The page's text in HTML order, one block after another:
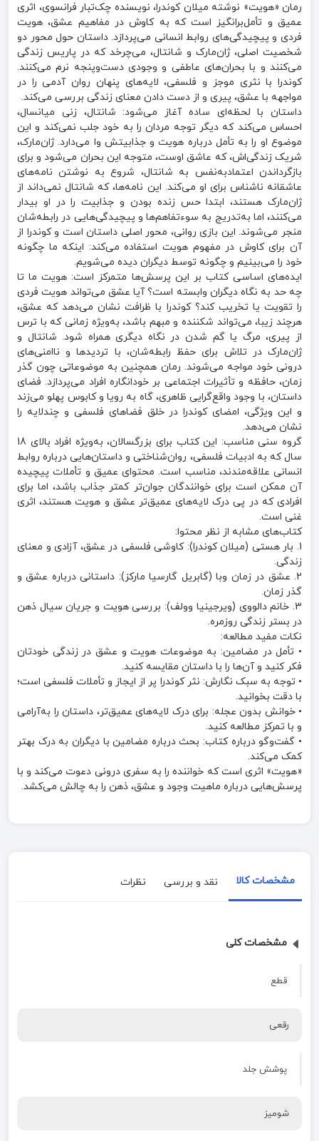
رمان «هویت» نوشته میلان کوندرا، نویسنده چک‌تبار فرانسوی، اثری
عمیق و تأمل‌برانگیز است که به کاوش در مفاهیم عشق، هویت
فردی و پیچیدگی‌های روابط انسانی می‌پردازد. داستان حول محور دو
شخصیت اصلی، ژان‌مارک و شانتال، می‌چرخد که در پاریس زندگی
می‌کنند و با بحران‌های عاطفی و وجودی دست‌وپنجه نرم می‌کنند.
کوندرا با نثری موجز و فلسفی، لایه‌های پنهان روان آدمی را در
مواجهه با عشق، پیری و از دست دادن معنای زندگی بررسی می‌کند.
داستان با لحظه‌ای ساده آغاز می‌شود: شانتال، زنی میانسال،
احساس می‌کند که دیگر توجه مردان را به خود جلب نمی‌کند و این
موضوع او را به تأمل درباره هویت و جذابیتش وا می‌دارد. ژان‌مارک،
شریک زندگی‌اش، که عاشق اوست، متوجه این بحران می‌شود و برای
بازگرداندن اعتمادبه‌نفس به شانتال، شروع به نوشتن نامه‌های
عاشقانه ناشناس برای او می‌کند. این نامه‌ها، که شانتال نمی‌داند از
ژان‌مارک هستند، ابتدا حس زنده بودن و جذابیت را در او بیدار
می‌کنند، اما به‌تدریج به سوءتفاهم‌ها و پیچیدگی‌هایی در رابطه‌شان
منجر می‌شوند. این بازی روانی، محور اصلی داستان است و کوندرا از
آن برای کاوش در مفهوم هویت استفاده می‌کند: اینکه ما چگونه
خود را می‌بینیم و چگونه توسط دیگران دیده می‌شویم.
ایده‌های اساسی کتاب بر این پرسش‌ها متمرکز است: هویت ما تا
چه حد به نگاه دیگران وابسته است؟ آیا عشق می‌تواند هویت فردی
را تقویت یا تخریب کند؟ کوندرا با ظرافت نشان می‌دهد که عشق،
هرچند زیبا، می‌تواند شکننده و مبهم باشد، به‌ویژه زمانی که با ترس
از پیری، مرگ یا گم شدن در نگاه دیگری همراه شود. شانتال و
ژان‌مارک در تلاش برای حفظ رابطه‌شان، با تردیدها و ناامنی‌های
درونی خود مواجه می‌شوند. رمان همچنین به موضوعاتی چون گذر
زمان، حافظه و تأثیرات اجتماعی بر خودانگاره افراد می‌پردازد. فضای
داستان، با وجود واقع‌گرایی ظاهری، گاه به رویا و کابوس پهلو می‌زند
و این ویژگی، امضای کوندرا در خلق فضاهای فلسفی و چندلایه را
نشان می‌دهد.
گروه سنی مناسب: این کتاب برای بزرگسالان، به‌ویژه افراد بالای 18
سال که به ادبیات فلسفی، روان‌شناختی و داستان‌هایی درباره روابط
انسانی علاقه‌مندند، مناسب است. محتوای عمیق و تأملات پیچیده
آن ممکن است برای خوانندگان جوان‌تر کمتر جذاب باشد، اما برای
افرادی که در پی درک لایه‌های عمیق‌تر عشق و هویت هستند، اثری
غنی است.
کتاب‌های مشابه از نظر محتوا:
1. بار هستی (میلان کوندرا): کاوشی فلسفی در عشق، آزادی و معنای
زندگی.
2. عشق در زمان وبا (گابریل گارسیا مارکز): داستانی درباره عشق و
گذر زمان.
3. خانم دالووی (ویرجینیا وولف): بررسی هویت و جریان سیال ذهن
در بستر زندگی روزمره.
نکات مفید مطالعه:
• تأمل در مضامین: به موضوعات هویت و عشق در زندگی خودتان
فکر کنید و آن‌ها را با داستان مقایسه کنید.
• توجه به سبک نگارش: نثر کوندرا پر از ایجاز و تأملات فلسفی است؛
با دقت بخوانید.
• خوانش بدون عجله: برای درک لایه‌های عمیق‌تر، داستان را به‌آرامی
و با تمرکز مطالعه کنید.
• گفت‌وگو درباره کتاب: بحث درباره مضامین با دیگران به درک بهتر
کمک می‌کند.
«هویت» اثری است که خواننده را به سفری درونی دعوت می‌کند و با
پرسش‌هایی درباره ماهیت وجود و عشق، ذهن را به چالش می‌کشد.
مشخصات کالا نقد و بررسی نظرات
مشخصات کلی
قطع
رقعی
پوشش جلد
شومیز